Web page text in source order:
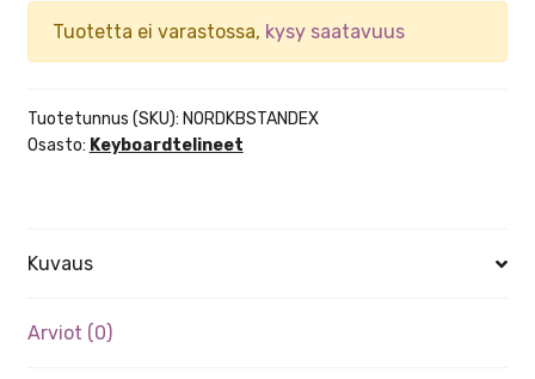
Tuotetta ei varastossa, kysy saatavuus
Tuotetunnus (SKU): NORDKBSTANDEX
Osasto: Keyboardtelineet
Kuvaus
Arviot (0)